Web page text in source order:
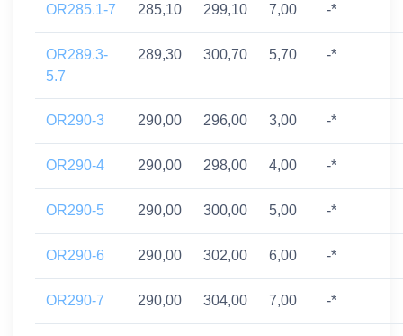
OR285.1-7 285,10 299,10 7,00 -*
OR289.3-
5.7
289,30 300,70 5,70 -*
OR290-3 290,00 296,00 3,00 -*
OR290-4 290,00 298,00 4,00 -*
OR290-5 290,00 300,00 5,00 -*
OR290-6 290,00 302,00 6,00 -*
OR290-7 290,00 304,00 7,00 -*